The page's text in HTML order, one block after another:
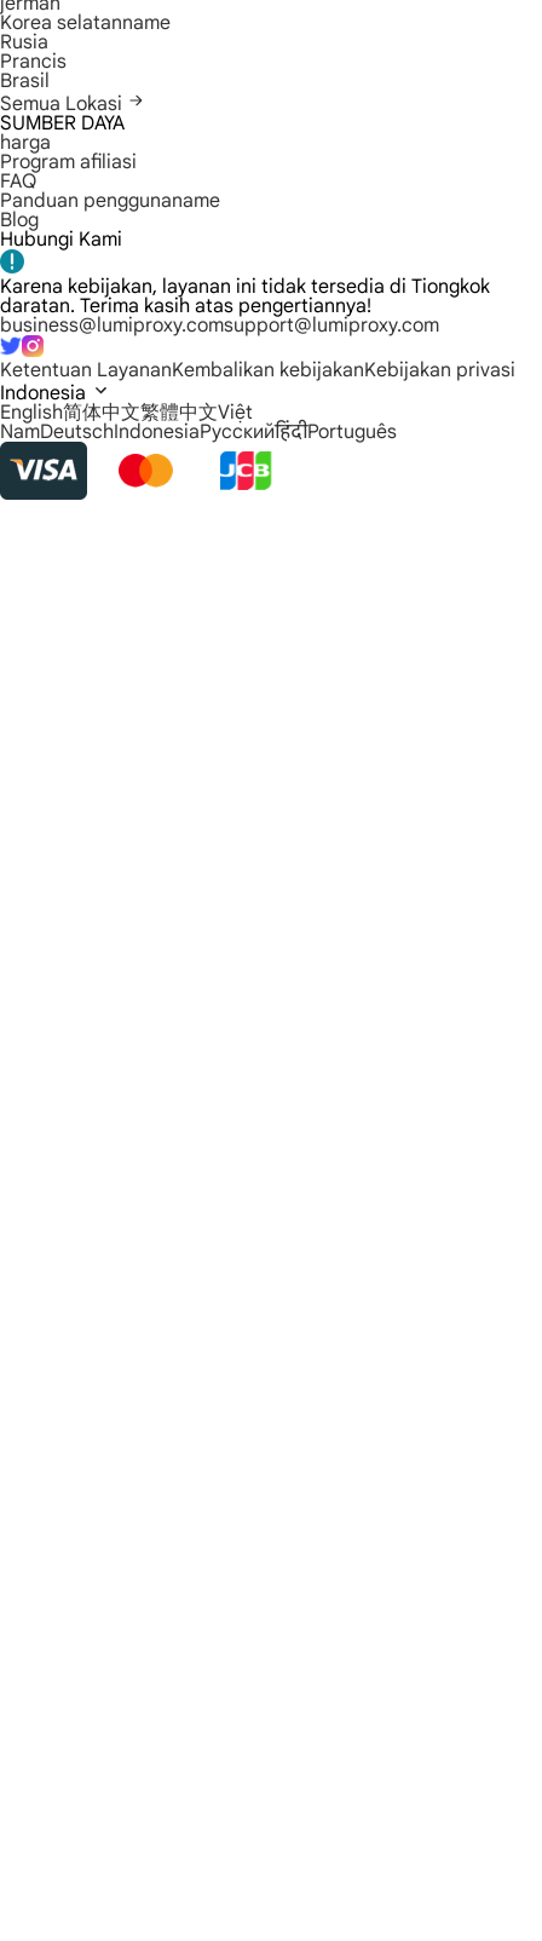
Korea selatanname
Rusia
Prancis
Brasil
Semua Lokasi
SUMBER DAYA
harga
Program afiliasi
FAQ
Panduan penggunaname
Blog
Hubungi Kami
Karena kebijakan, layanan ini tidak tersedia di Tiongkok
daratan. Terima kasih atas pengertiannya!
business@lumiproxy.comsupport@lumiproxy.com
Ketentuan LayananKembalikan kebijakanKebijakan privasi
Indonesia
English简体中文繁體中文Việt
NamDeutschIndonesiaРусскийहिंदीPortuguês